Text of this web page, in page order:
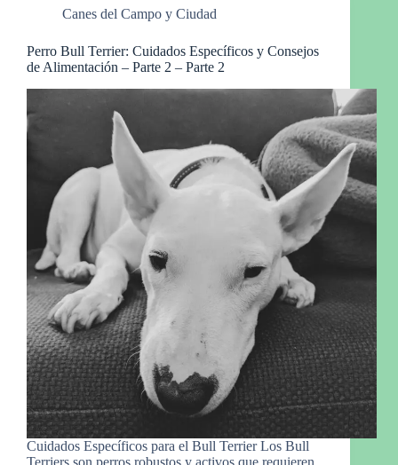
Canes del Campo y Ciudad
Perro Bull Terrier: Cuidados Específicos y Consejos
de Alimentación – Parte 2 – Parte 2
Cuidados Específicos para el Bull Terrier Los Bull
Terriers son perros robustos y activos que requieren